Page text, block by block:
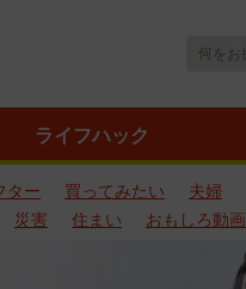
ライフハック
ター 買ってみたい 夫婦
災害 住まい おもしろ動画